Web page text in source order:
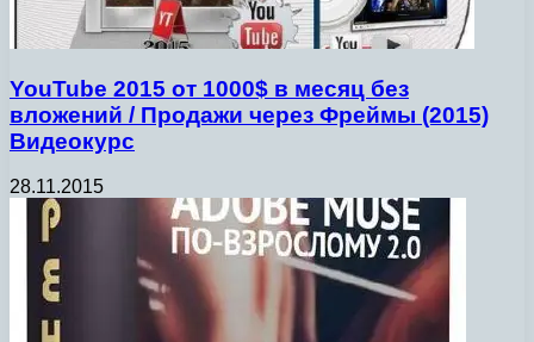
YouTube 2015 от 1000$ в месяц без
вложений / Продажи через Фреймы (2015)
Видеокурс
28.11.2015